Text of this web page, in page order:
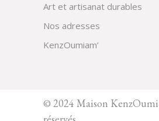
Art et artisanat durables
Nos adresses
KenzOumiam’
© 2024 Maison